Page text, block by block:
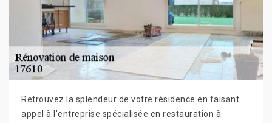
Retrouvez la splendeur de votre résidence en faisant
appel à l'entreprise spécialisée en restauration à